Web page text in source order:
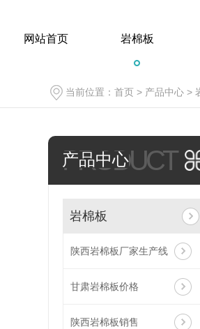
网站首页 岩棉板
甘
陕
陕西
陕
当前位置： 首页 > 产品中心 >
PRODUCT
产品中心
岩棉板
陕西岩棉板厂家生产线
甘肃岩棉板价格
陕西岩棉板销售